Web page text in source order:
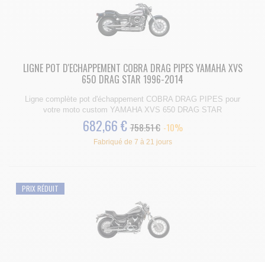
LIGNE POT D'ECHAPPEMENT COBRA DRAG PIPES YAMAHA XVS
650 DRAG STAR 1996-2014
Ligne complète pot d'échappement COBRA DRAG PIPES pour
votre moto custom YAMAHA XVS 650 DRAG STAR
682,66 € 758.51 € -10%
Fabriqué de 7 à 21 jours
PRIX RÉDUIT